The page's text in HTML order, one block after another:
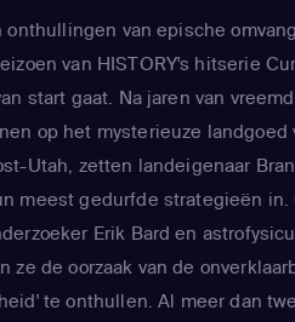
onthullingen van epische
van HISTORY's hitserie
start gaat. Na jaren van
op het mysterieuze landgoed
Utah, zetten landeigenaar
meest gedurfde strategieën in.
Erik Bard en
ze de oorzaak van de
te onthullen. Al meer dan